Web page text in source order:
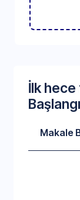
İlk hece
Makale